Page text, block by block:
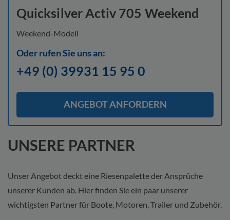
Quicksilver Activ 705 Weekend
Weekend-Modell
Oder rufen Sie uns an:
+49 (0) 39931 15 95 0
ANGEBOT ANFORDERN
UNSERE PARTNER
Unser Angebot deckt eine Riesenpalette der Ansprüche
unserer Kunden ab. Hier finden Sie ein paar unserer
wichtigsten Partner für Boote, Motoren, Trailer und Zubehör.